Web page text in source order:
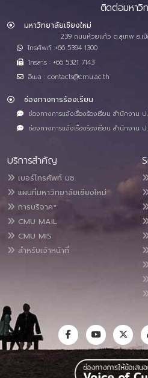
ติดต่อมหาวิ
มหาวิทยาลัยเชียงใหม่
239 ถนนห้วยแก้ว ต.สุเทพ อ.เ
โทรศัพท์ :+66 5394 1300
โทรสาร : +66 5321 7143
อีเมล : contacts@cmu.ac.th
ช่องทางการร้องเรียน
ช่องทางการแจ้งเรื่องร้องเรียน สำนักงาน
ช่องทางการแจ้งเรื่องร้องเรียน สำนักงาน
บริการสำคัญ
เบอร์โทรศัพท์ มช.
แผนที่มหาวิทยาลัยเชียงใหม่
การบริจาค*
CMU MAIL
CMU MIS
สำหรับเจ้าหน้าที่